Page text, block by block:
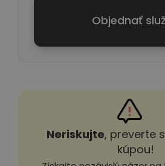
Objednať
Neriskujte, preverte
kúpou!